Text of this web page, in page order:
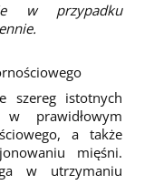
w przypadku
szereg istotnych
prawidłowym
a także
mięśni.
w utrzymaniu